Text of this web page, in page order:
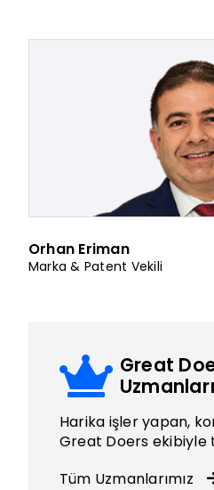
Orhan Eriman
Marka & Patent Vekili
Great
Harika işler yapan,
Great Doers ekibiyle
Tüm Uzmanlarımız